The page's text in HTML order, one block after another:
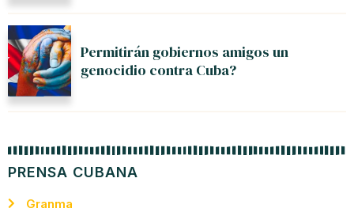
Permitirán gobiernos amigos un
genocidio contra Cuba?
PRENSA CUBANA
Granma